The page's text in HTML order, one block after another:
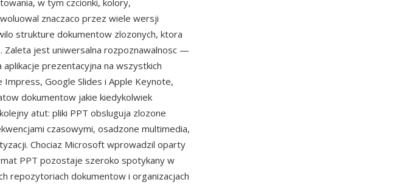
w tym czcionki, kolory,
znaczaco przez wiele wersji
strukture dokumentow zlozonych, ktora
jest uniwersalna rozpoznawalnosc —
prezentacyjna na wszystkich
Google Slides i Apple Keynote,
dokumentow jakie kiedykolwiek
atut: pliki PPT obsluguja zlozone
czasowymi, osadzone multimedia,
Chociaz Microsoft wprowadzil oparty
PPT pozostaje szeroko spotykany w
repozytoriach dokumentow i organizacjach